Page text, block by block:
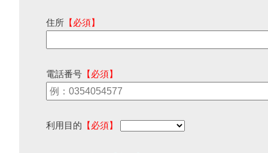
住所 【必須】
電話番号 【必須】
利用目的 【必須】